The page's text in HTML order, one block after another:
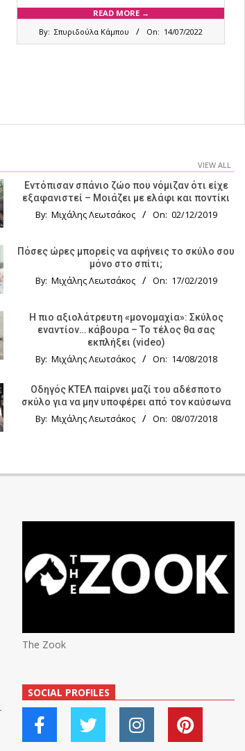
READ MORE →
By: Σπυριδούλα Κάμπου On: 14/07/2022
VIEW ALL
Εντόπισαν σπάνιο ζώο που νόμιζαν ότι είχε
εξαφανιστεί – Μοιάζει με ελάφι και ποντίκι
By: Μιχάλης Λεωτσάκος On: 02/12/2019
Πόσες ώρες μπορείς να αφήνεις το σκύλο σου
μόνο στο σπίτι;
By: Μιχάλης Λεωτσάκος On: 17/02/2019
Η πιο αξιολάτρευτη «μονομαχία»: Σκύλος
εναντίον… κάβουρα – Το τέλος θα σας
εκπλήξει (video)
By: Μιχάλης Λεωτσάκος On: 14/08/2018
Οδηγός KTΕΛ παίρνει μαζί του αδέσποτο
σκύλο για να μην υποφέρει από τον καύσωνα
By: Μιχάλης Λεωτσάκος On: 08/07/2018
The Zook
SOCIAL PROFILES